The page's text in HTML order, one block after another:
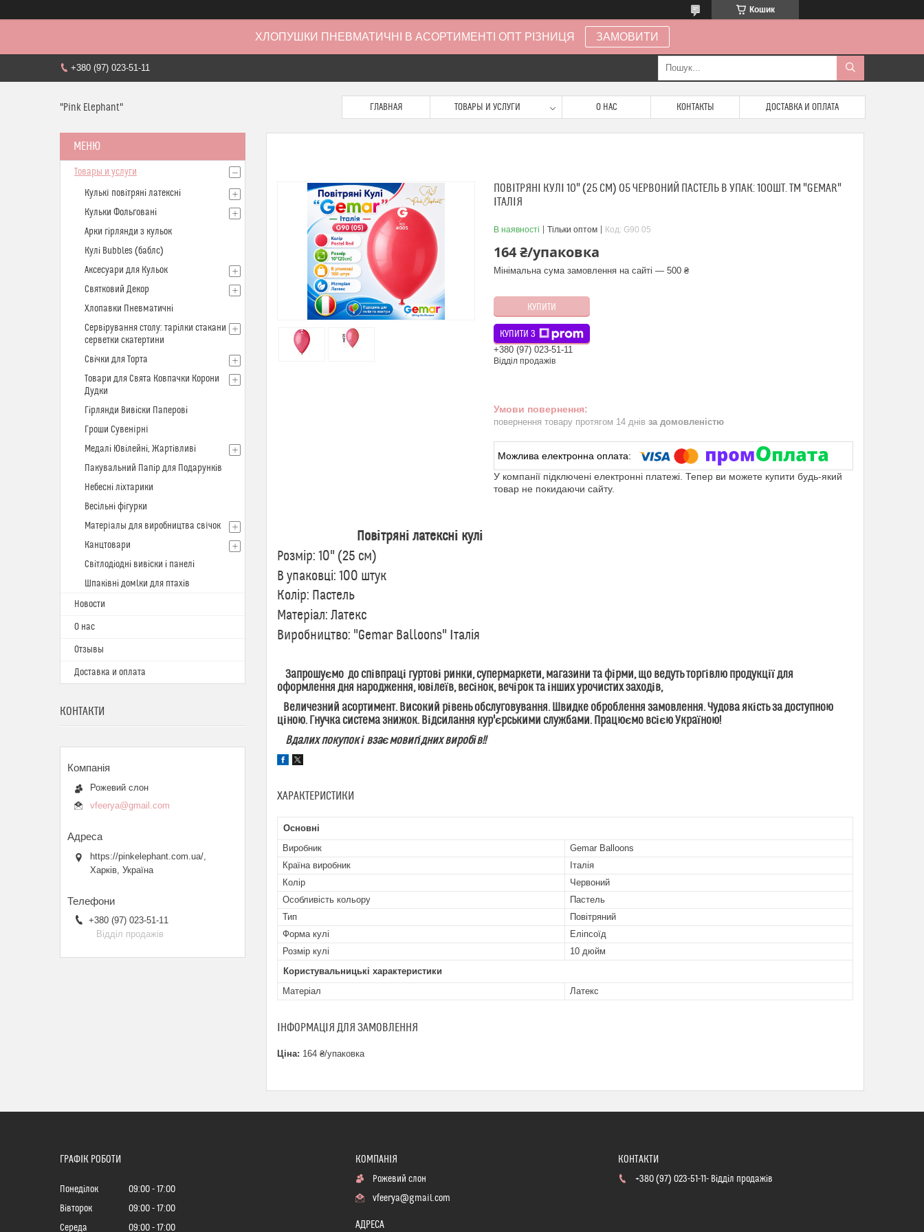
Кошик
ХЛОПУШКИ ПНЕВМАТИЧНІ В АСОРТИМЕНТІ ОПТ РІЗНИЦЯ ЗАМОВИТИ
+380 (97) 023-51-11
"Pink Elephant" ГЛАВНАЯ ТОВАРЫ И УСЛУГИ О НАС КОНТАКТЫ ДОСТАВКА И ОПЛАТА
ПОВІТРЯНІ КУЛІ 10" (25 СМ) 05 ЧЕРВОНИЙ ПАСТЕЛЬ В УПАК: 100ШТ. ТМ "GEMAR"
ІТАЛІЯ
В наявності Тільки оптом Код: G90 05
164 ₴/упаковка
Мінімальна сума замовлення на сайті — 500 ₴
КУПИТИ
КУПИТИ З
+380 (97) 023-51-11
Відділ продажів
повернення товару протягом 14 днів за домовленістю
У компанії підключені електронні платежі. Тепер ви можете купити будь-який
товар не покидаючи сайту.
Повітряні латексні кулі
Розмір: 10" (25 см)
В упаковці: 100 штук
Колір: Пастель
Матеріал: Латекс
Виробництво: "Gemar Balloons" Італія
Запрошуємо до співпраці гуртові ринки, супермаркети, магазини та фірми, що ведуть торгівлю продукції для
оформлення дня народження, ювілеїв, весінок, вечірок та інших урочистих заходів,
Величезний асортимент. Високий рівень обслуговування. Швидке оброблення замовлення. Чудова якість за доступною
ціною. Гнучка система знижок. Відсилання кур'єрськими службами. Працюємо всією Україною!
Вдалих покупок і взаємовигідних виробів!!
ХАРАКТЕРИСТИКИ
Основні
Виробник
Gemar Balloons
Країна виробник
Італія
Колір
Червоний
Особливість кольору
Пастель
Тип
Повітряний
Форма кулі
Еліпсоїд
Розмір кулі
10 дюйм
Користувальницькі характеристики
Матеріал
Латекс
ІНФОРМАЦІЯ ДЛЯ ЗАМОВЛЕННЯ
Ціна: 164 ₴/упаковка
Товары и услуги
Кулькi повітряні латексні
Кульки Фольговані
Арки гірлянди з кульок
Кулі Bubbles (баблс)
Аксесуари для Кульок
Святковий Декор
Хлопавки Пневматичні
Сервірування столу: тарілки стакани
серветки скатертини
Свічки для Торта
Товари для Свята Ковпачки Корони
Дудки
Гірлянди Вивіски Паперові
Гроши Сувенiрнi
Медалі Ювілейні, Жартівливі
Пакувальний Папір для Подарунків
Небесні ліхтарики
Весільні фігурки
Матерiалы для виробництва свiчок
Канцтовари
Світлодіодні вивіски і панелі
Шпаківні домlки для птахів
Новости
О нас
Отзывы
Доставка и оплата
КОНТАКТИ
Рожевий слон
vfeerya@gmail.com
https://pinkelephant.com.ua/,
Харків, Україна
+380 (97) 023-51-11
Відділ продажів
ГРАФІК РОБОТИ
Понеділок 09:00
17:00
Вівторок
09:00
17:00
Середа
09:00 17:00
Рожевий слон
vfeerya@gmail.com
+380 (97) 023-51-11 Відділ продажів